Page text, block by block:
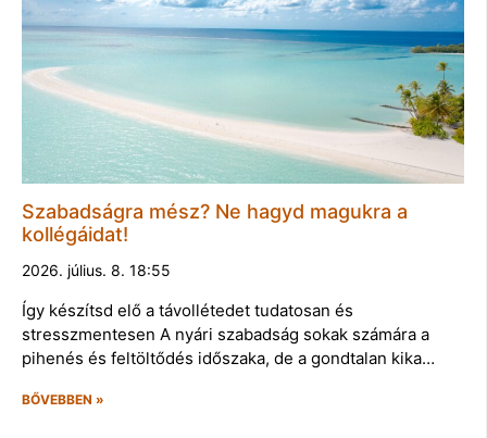
Szabadságra mész? Ne hagyd magukra a
kollégáidat!
2026. július. 8. 18:55
Így készítsd elő a távollétedet tudatosan és
stresszmentesen A nyári szabadság sokak számára a
pihenés és feltöltődés időszaka, de a gondtalan kika…
BŐVEBBEN »